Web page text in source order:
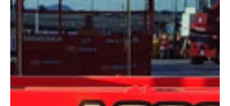
DESCRIPCIÓN
Las Tijeras Eléctricas están diseñadas para trabajar en interior, alcanzan
una altura desde los 5m a los 26,5m. Se caracterizan por llevas ruedas
anti-huellas y plataforma extensible, lo que permite ampliar la zona de
trabajo.